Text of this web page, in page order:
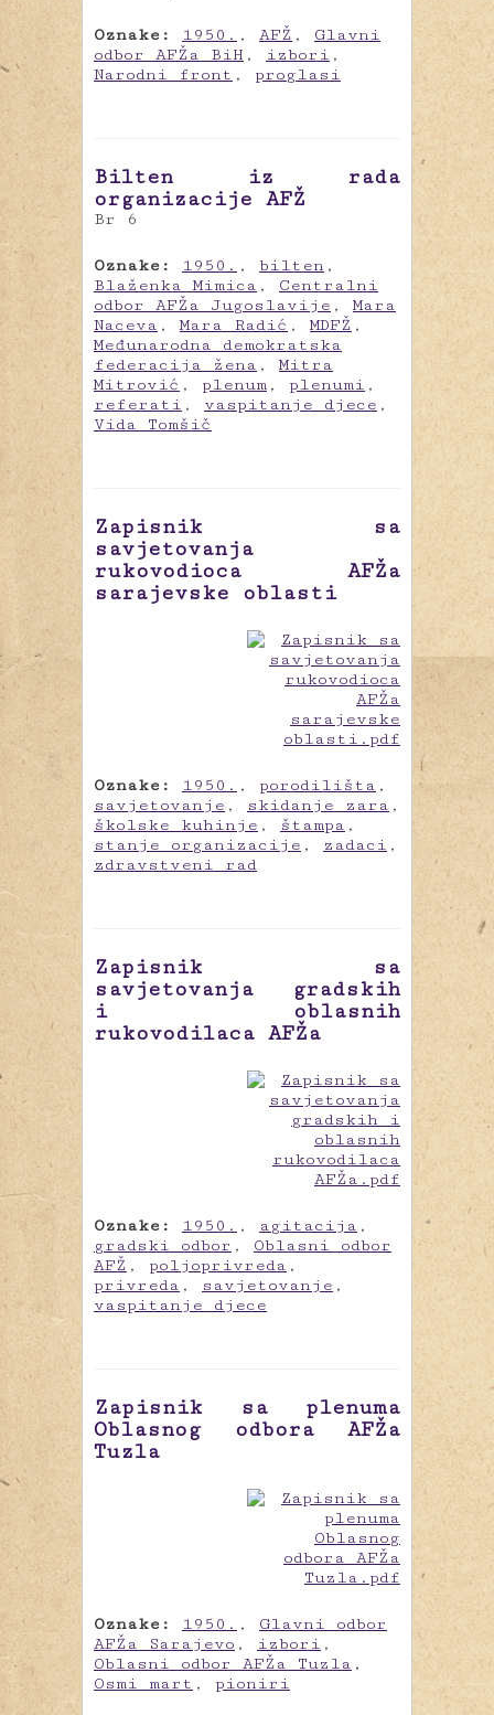
Oznake: 1950. , AFŽ , Glavni
odbor AFŽa BiH , izbori ,
Narodni front , proglasi
Bilten iz rada
organizacije AFŽ
Br 6
Oznake: 1950. , bilten ,
Blaženka Mimica , Centralni
odbor AFŽa Jugoslavije ,Mara
Naceva ,Mara Radić ,MDFŽ ,
Međunarodna demokratska
federacija žena ,Mitra
Mitrović , plenum , plenumi ,
referati , vaspitanje djece ,
Vida Tomšič
Zapisnik sa
savjetovanja
rukovodioca AFŽa
sarajevske oblasti
Oznake: 1950. , porodilišta ,
savjetovanje , skidanje zara ,
školske kuhinje , štampa ,
stanje organizacije , zadaci ,
zdravstveni rad
Zapisnik sa
savjetovanja gradskih
i oblasnih
rukovodilaca AFŽa
Oznake: 1950. , agitacija ,
gradski odbor , Oblasni odbor
AFŽ , poljoprivreda ,
privreda , savjetovanje ,
vaspitanje djece
Zapisnik sa plenuma
Oblasnog odbora AFŽa
Tuzla
Oznake: 1950. , Glavni odbor
AFŽa Sarajevo , izbori ,
Oblasni odbor AFŽa Tuzla ,
Osmi mart , pioniri